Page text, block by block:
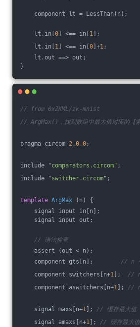
component lt = LessThan(n);
lt.in[ 0 ] <== in[ 1 ];
lt.in[ 1 ] <== in[ 0 ]+1;
lt.out ==> out;
}
// from 0xZKML/zk-mnist
// ArgMax()，找到数组中最大值对应的【索
pragma circom 2.0.0;
include "comparators.circom" ;
include
"switcher.circom" ;
template ArgMax (n)
{
signal input in[n];
signal input out;
// 语法检查
assert (out < n);
component gts[n]; // n
component switchers[n+1 ]; //
component aswitchers[n+1 ]; //
signal maxs[n+1 ]; // 缓存最大值
signal amaxs[n+1 ]; // 缓存最大